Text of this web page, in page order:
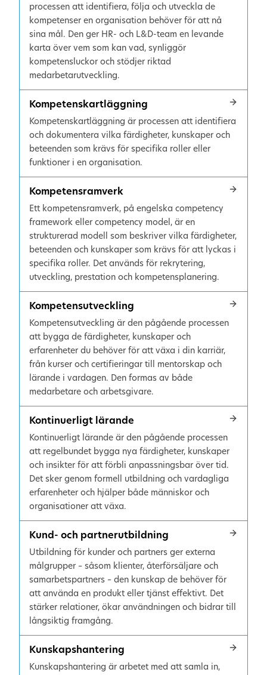
processen att identifiera, följa och utveckla de
kompetenser en organisation behöver för att nå
sina mål. Den ger HR- och L&D-team en levande
karta över vem som kan vad, synliggör
kompetensluckor och stödjer riktad
medarbetarutveckling.
Kompetenskartläggning
Kompetenskartläggning är processen att identifiera
och dokumentera vilka färdigheter, kunskaper och
beteenden som krävs för specifika roller eller
funktioner i en organisation.
Kompetensramverk
Ett kompetensramverk, på engelska competency
framework eller competency model, är en
strukturerad modell som beskriver vilka färdigheter,
beteenden och kunskaper som krävs för att lyckas i
specifika roller. Det används för rekrytering,
utveckling, prestation och kompetensplanering.
Kompetensutveckling
Kompetensutveckling är den pågående processen
att bygga de färdigheter, kunskaper och
erfarenheter du behöver för att växa i din karriär,
från kurser och certifieringar till mentorskap och
lärande i vardagen. Den formas av både
medarbetare och arbetsgivare.
Kontinuerligt lärande
Kontinuerligt lärande är den pågående processen
att regelbundet bygga nya färdigheter, kunskaper
och insikter för att förbli anpassningsbar över tid.
Det sker genom formell utbildning och vardagliga
erfarenheter och hjälper både människor och
organisationer att växa.
Kund- och partnerutbildning
Utbildning för kunder och partners ger externa
målgrupper – såsom klienter, återförsäljare och
samarbetspartners – den kunskap de behöver för
att använda en produkt eller tjänst effektivt. Det
stärker relationer, ökar användningen och bidrar till
långsiktig framgång.
Kunskapshantering
Kunskapshantering är arbetet med att samla in,